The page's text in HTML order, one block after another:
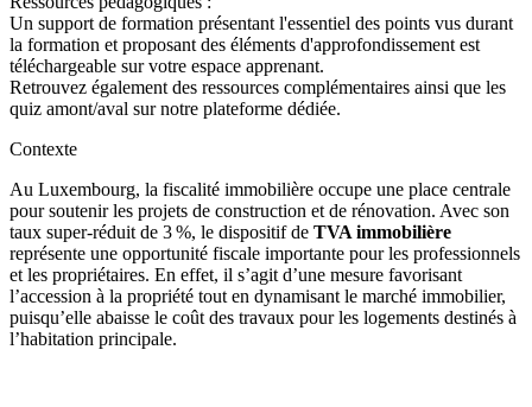
Un support de formation présentant l'essentiel des points vus durant
la formation et proposant des éléments d'approfondissement est
téléchargeable sur votre espace apprenant.
Retrouvez également des ressources complémentaires ainsi que les
quiz amont/aval sur notre plateforme dédiée.
Contexte
Au Luxembourg, la fiscalité immobilière occupe une place centrale
pour soutenir les projets de construction et de rénovation. Avec son
taux super-réduit de 3 %, le dispositif de TVA immobilière
représente une opportunité fiscale importante pour les professionnels
et les propriétaires. En effet, il s’agit d’une mesure favorisant
l’accession à la propriété tout en dynamisant le marché immobilier,
puisqu’elle abaisse le coût des travaux pour les logements destinés à
l’habitation principale.